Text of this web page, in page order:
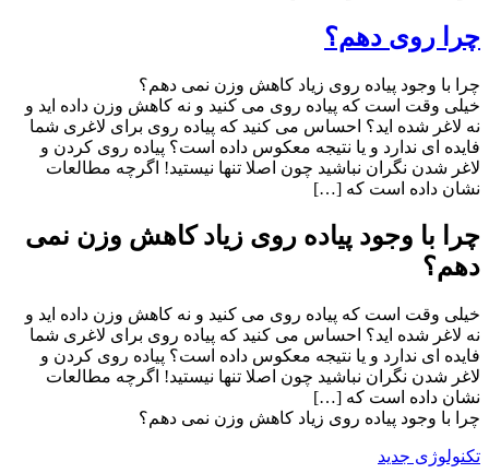
چرا روی دهم؟
چرا با وجود پیاده روی زیاد کاهش وزن نمی دهم؟
خیلی وقت است که پیاده روی می کنید و نه کاهش وزن داده اید و
نه لاغر شده اید؟ احساس می کنید که پیاده روی برای لاغری شما
فایده ای ندارد و یا نتیجه معکوس داده است؟ پیاده روی کردن و
لاغر شدن نگران نباشید چون اصلا تنها نیستید! اگرچه مطالعات
نشان داده است که […]
چرا با وجود پیاده روی زیاد کاهش وزن نمی
دهم؟
خیلی وقت است که پیاده روی می کنید و نه کاهش وزن داده اید و
نه لاغر شده اید؟ احساس می کنید که پیاده روی برای لاغری شما
فایده ای ندارد و یا نتیجه معکوس داده است؟ پیاده روی کردن و
لاغر شدن نگران نباشید چون اصلا تنها نیستید! اگرچه مطالعات
نشان داده است که […]
چرا با وجود پیاده روی زیاد کاهش وزن نمی دهم؟
تکنولوژی جدید